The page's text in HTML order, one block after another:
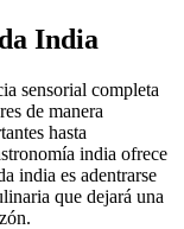
India
sensorial completa
de manera
hasta
india ofrece
india es adentrarse
que dejará una